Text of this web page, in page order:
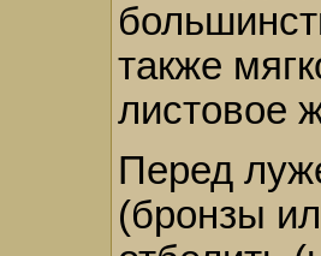
также
листовое
Перед
(бронзы